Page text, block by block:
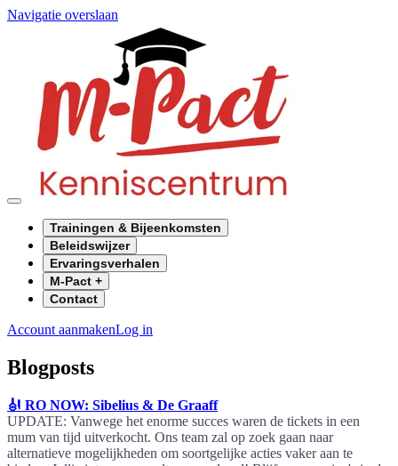
Navigatie overslaan
Trainingen & Bijeenkomsten
Beleidswijzer
Ervaringsverhalen
M-Pact +
Contact
Account aanmakenLog in
Blogposts
🎻 RO NOW: Sibelius & De Graaff
UPDATE: Vanwege het enorme succes waren de tickets in een
mum van tijd uitverkocht. Ons team zal op zoek gaan naar
alternatieve mogelijkheden om soortgelijke acties vaker aan te